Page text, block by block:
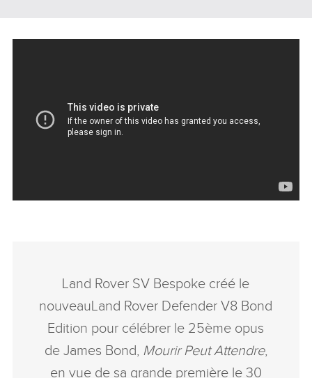
Land Rover SV Bespoke créé le
nouveauLand Rover Defender V8 Bond
Edition pour célébrer le 25ème opus
deJames Bond, Mourir Peut Attendre,
en vue de sa grande première le 30